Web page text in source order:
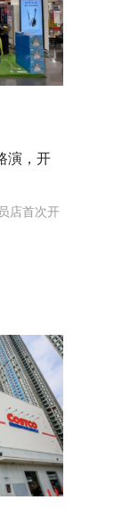
演，开
店首次开